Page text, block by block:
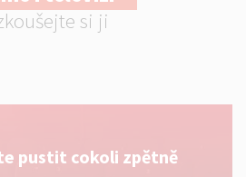
si ji
pustit cokoli zpětně